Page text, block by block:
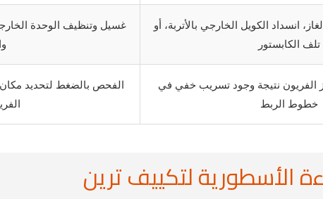
انسداد الكويل الخارجي بالأتربة، أو
تلف الكابستور
غسيل وتنظيف الوحدة
نتيجة وجود تسريب خفي في
خطوط الربط
الفحص بالضغط لتحديد
الأسطورية لتكييف ترين